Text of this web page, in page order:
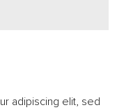
adipiscing elit, sed